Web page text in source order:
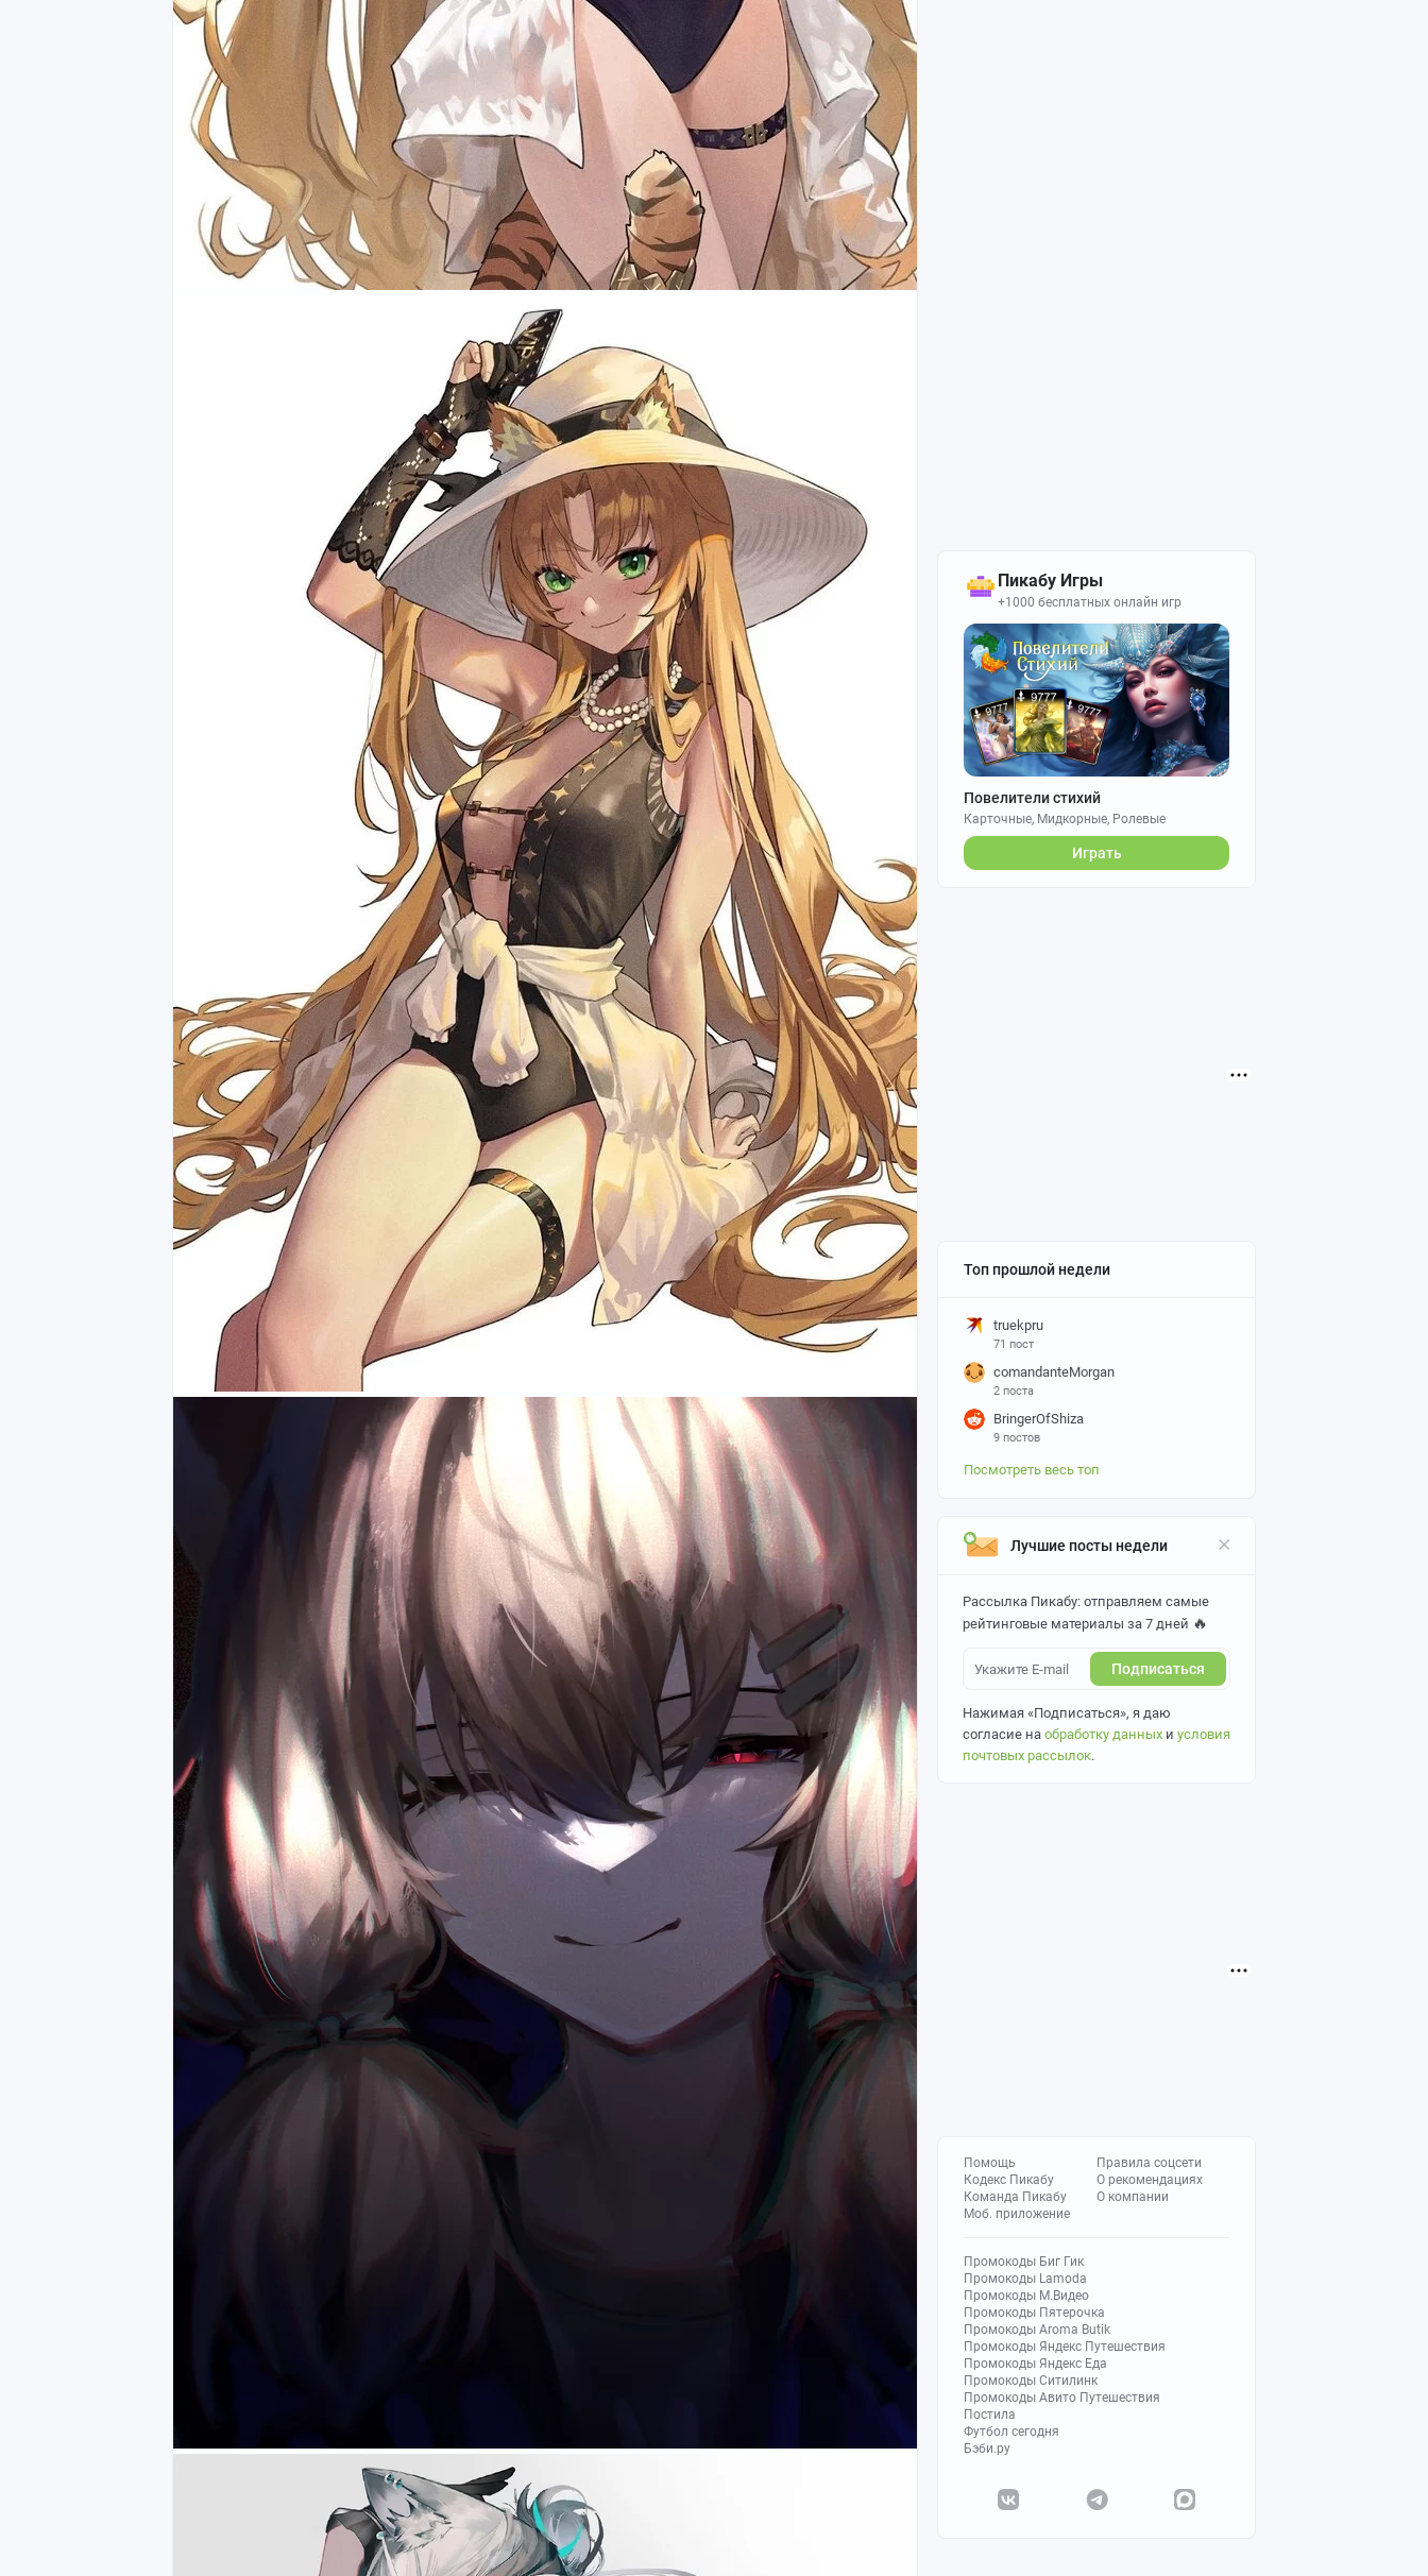
Пикабу Игры
+1000 бесплатных онлайн игр
Повелители стихий
Карточные, Мидкорные, Ролевые
Играть
Топ прошлой недели
truekpru
71 пост
comandanteMorgan
2 поста
BringerOfShiza
9 постов
Посмотреть весь топ
Лучшие посты недели
Рассылка Пикабу: отправляем самые
рейтинговые материалы за 7 дней 🔥
Подписаться
Нажимая «Подписаться», я даю
согласие на обработку данных и условия
почтовых рассылок.
Помощь
Кодекс Пикабу
Команда Пикабу
Моб. приложение
Правила соцсети
О рекомендациях
О компании
Промокоды Биг Гик
Промокоды Lamoda
Промокоды М.Видео
Промокоды Пятерочка
Промокоды Aroma Butik
Промокоды Яндекс Путешествия
Промокоды Яндекс Еда
Промокоды Ситилинк
Промокоды Авито Путешествия
Постила
Футбол сегодня
Бэби.ру